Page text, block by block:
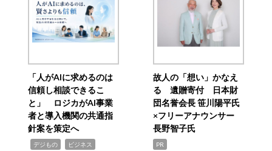
「人がAIに求めるのは
信頼し相談できるこ
と」 ロジカがAI事業
者と導入機関の共通指
針案を策定へ
デジもの ビジネス
故人の「想い」かなえ
る 遺贈寄付 日本財
団名誉会長 笹川陽平氏
×フリーアナウンサー
長野智子氏
PR